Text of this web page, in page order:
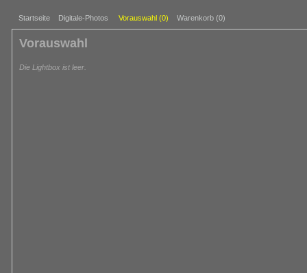
Startseite Digitale-Photos Vorauswahl (0) Warenkorb (0)
Vorauswahl
Die Lightbox ist leer.